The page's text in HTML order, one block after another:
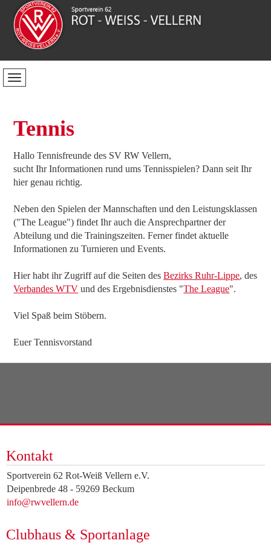
Tennis
Hallo Tennisfreunde des SV RW Vellern,
sucht Ihr Informationen rund ums Tennisspielen? Dann seit Ihr
hier genau richtig.
Neben den Spielen der Mannschaften und den Leistungsklassen
("The League") findet Ihr auch die Ansprechpartner der
Abteilung und die Trainingszeiten. Ferner findet aktuelle
Informationen zu Turnieren und Events.
Hier habt ihr Zugriff auf die Seiten desBezirks Ruhr-Lippe, des
Verbandes WTV und des Ergebnisdienstes "The League".
Viel Spaß beim Stöbern.
Euer Tennisvorstand
Kontakt
Sportverein 62 Rot-Weiß Vellern e.V.
Deipenbrede 48 - 59269 Beckum
info@rwvellern.de
Clubhaus & Sportanlage